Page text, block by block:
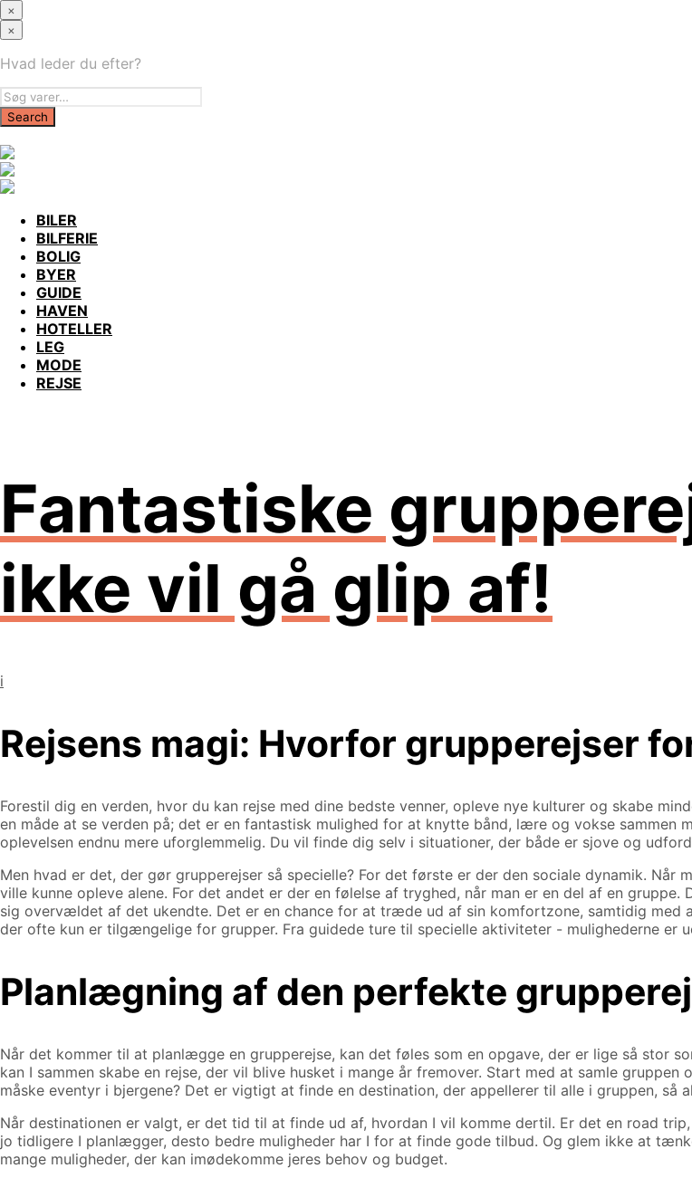
×
×
Hvad leder du efter?
BILER
BILFERIE
BOLIG
BYER
GUIDE
HAVEN
HOTELLER
LEG
MODE
REJSE
Fantastiske
ikke vil gå glip af!
i
Rejsens magi: Hvorfor grupperejser
Forestil dig en verden, hvor du kan rejse med dine bedste venner, opleve nye kulturer og skabe
en måde at se verden på; det er en fantastisk mulighed for at knytte bånd, lære og vokse sammen
oplevelsen endnu mere uforglemmelig. Du vil finde dig selv i situationer, der både er sjove og
Men hvad er det, der gør grupperejser så specielle? For det første er der den sociale dynamik. Når
ville kunne opleve alene. For det andet er der en følelse af tryghed, når man er en del af en
sig overvældet af det ukendte. Det er en chance for at træde ud af sin komfortzone, samtidig med
der ofte kun er tilgængelige for grupper. Fra guidede ture til specielle aktiviteter - mulighederne er
Planlægning af den perfekte
Når det kommer til at planlægge en grupperejse, kan det føles som en opgave, der er lige så stor
kan I sammen skabe en rejse, der vil blive husket i mange år fremover. Start med at samle
måske eventyr i bjergene? Det er vigtigt at finde en destination, der appellerer til alle i gruppen, så
Når destinationen er valgt, er det tid til at finde ud af, hvordan I vil komme dertil. Er det en road
jo tidligere I planlægger, desto bedre muligheder har I for at finde gode tilbud. Og glem ikke at
mange muligheder, der kan imødekomme jeres behov og budget.